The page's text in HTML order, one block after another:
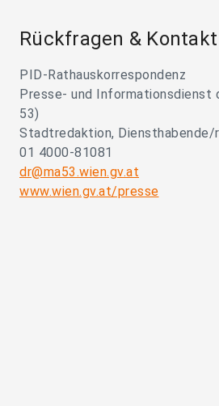
Rückfragen & Kontakt
PID-Rathauskorrespondenz
Presse- und Informationsdienst
53)
Stadtredaktion, Diensthabende/
01 4000-81081
dr@ma53.wien.gv.at
www.wien.gv.at/presse